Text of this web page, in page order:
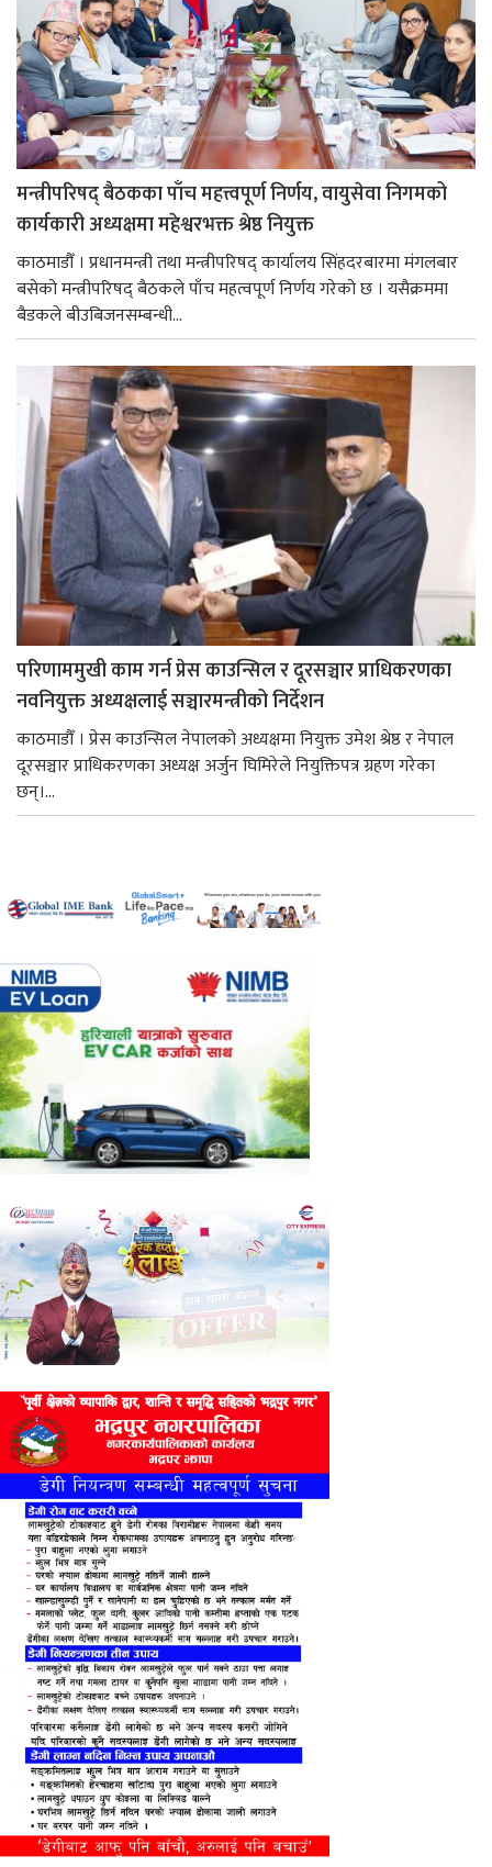
मन्त्रीपरिषद् बैठकका पाँच महत्त्वपूर्ण निर्णय, वायुसेवा निगमको
कार्यकारी अध्यक्षमा महेश्वरभक्त श्रेष्ठ नियुक्त
काठमाडौँ । प्रधानमन्त्री तथा मन्त्रीपरिषद् कार्यालय सिंहदरबारमा मंगलबार
बसेको मन्त्रीपरिषद् बैठकले पाँच महत्वपूर्ण निर्णय गरेको छ । यसैक्रममा
बैडकले बीउबिजनसम्बन्धी...
परिणाममुखी काम गर्न प्रेस काउन्सिल र दूरसञ्चार प्राधिकरणका
नवनियुक्त अध्यक्षलाई सञ्चारमन्त्रीको निर्देशन
काठमाडौँ । प्रेस काउन्सिल नेपालको अध्यक्षमा नियुक्त उमेश श्रेष्ठ र नेपाल
दूरसञ्चार प्राधिकरणका अध्यक्ष अर्जुन घिमिरेले नियुक्तिपत्र ग्रहण गरेका
छन्।...